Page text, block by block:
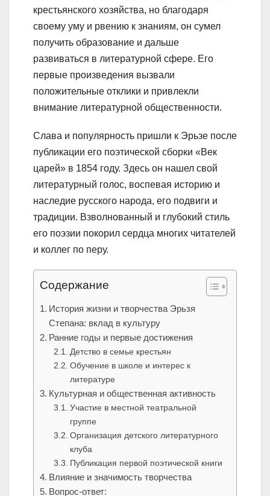
крестьянского хозяйства, но благодаря
своему уму и рвению к знаниям, он сумел
получить образование и дальше
развиваться в литературной сфере. Его
первые произведения вызвали
положительные отклики и привлекли
внимание литературной общественности.
Слава и популярность пришли к Эрьзе после
публикации его поэтической сборки «Век
царей» в 1854 году. Здесь он нашел свой
литературный голос, воспевая историю и
наследие русского народа, его подвиги и
традиции. Взволнованный и глубокий стиль
его поэзии покорил сердца многих читателей
и коллег по перу.
Содержание
История жизни и творчества Эрьзя
Степана: вклад в культуру
Ранние годы и первые достижения
Детство в семье крестьян
Обучение в школе и интерес к
литературе
Культурная и общественная активность
Участие в местной театральной
группе
Организация детского литературного
клуба
Публикация первой поэтической книги
Влияние и значимость творчества
Вопрос-ответ: